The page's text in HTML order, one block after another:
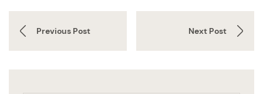
Previous Post Next Post